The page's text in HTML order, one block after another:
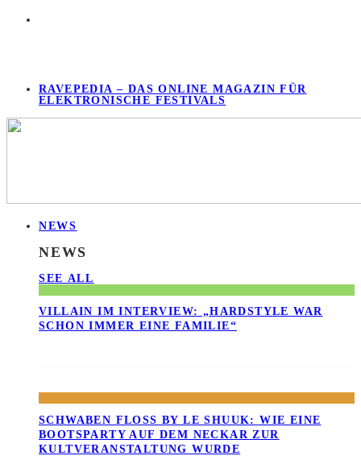
RAVEPEDIA – DAS ONLINE MAGAZIN FÜR
ELEKTRONISCHE FESTIVALS
NEWS
NEWS
SEE ALL
VILLAIN IM INTERVIEW: „HARDSTYLE WAR
SCHON IMMER EINE FAMILIE“
SCHWABEN FLOSS BY LE SHUUK: WIE EINE B
OOTSPARTY AUF DEM NECKAR ZUR K
ULTVERANSTALTUNG WURDE